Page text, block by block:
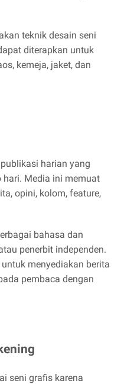
teknik desain seni
diterapkan untuk
kemeja, jaket, dan
harian yang
Media ini memuat
opini, kolom, feature,
bahasa dan
penerbit independen.
menyediakan berita
pembaca dengan
seni grafis karena